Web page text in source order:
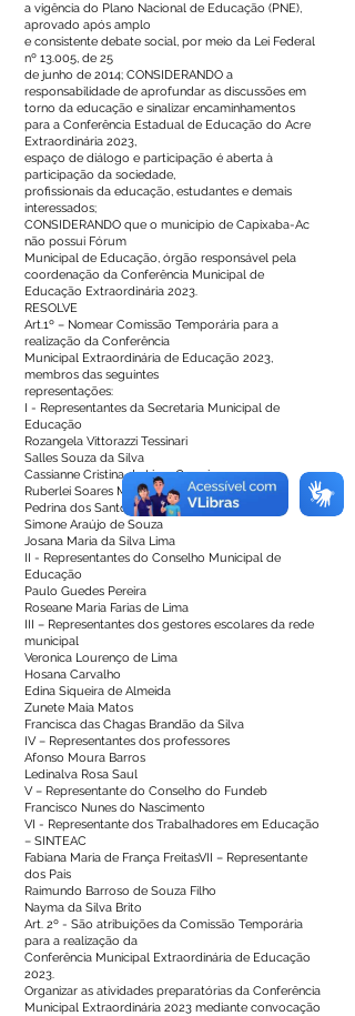
a vigência do Plano Nacional de Educação (PNE),
aprovado após amplo
e consistente debate social, por meio da Lei Federal
nº 13.005, de 25
de junho de 2014; CONSIDERANDO a
responsabilidade de aprofundar as discussões em
torno da educação e sinalizar encaminhamentos
para a Conferência Estadual de Educação do Acre
Extraordinária 2023,
espaço de diálogo e participação é aberta à
participação da sociedade,
profissionais da educação, estudantes e demais
interessados;
CONSIDERANDO que o município de Capixaba-Ac
não possui Fórum
Municipal de Educação, órgão responsável pela
coordenação da Conferência Municipal de
Educação Extraordinária 2023.
RESOLVE
Art.1º – Nomear Comissão Temporária para a
realização da Conferência
Municipal Extraordinária de Educação 2023,
membros das seguintes
representações:
I - Representantes da Secretaria Municipal de
Educação
Rozangela Vittorazzi Tessinari
Salles Souza da Silva
Cassianne Cristina de Lima Correia
Ruberlei Soares Muniz
Pedrina dos Santos D’ Ávila
Simone Araújo de Souza
Josana Maria da Silva Lima
II - Representantes do Conselho Municipal de
Educação
Paulo Guedes Pereira
Roseane Maria Farias de Lima
III – Representantes dos gestores escolares da rede
municipal
Veronica Lourenço de Lima
Hosana Carvalho
Edina Siqueira de Almeida
Zunete Maia Matos
Francisca das Chagas Brandão da Silva
IV – Representantes dos professores
Afonso Moura Barros
Ledinalva Rosa Saul
V – Representante do Conselho do Fundeb
Francisco Nunes do Nascimento
VI - Representante dos Trabalhadores em Educação
– SINTEAC
Fabiana Maria de França FreitasVII – Representante
dos Pais
Raimundo Barroso de Souza Filho
Nayma da Silva Brito
Art. 2º - São atribuições da Comissão Temporária
para a realização da
Conferência Municipal Extraordinária de Educação
2023.
Organizar as atividades preparatórias da Conferência
Municipal Extraordinária 2023 mediante convocação